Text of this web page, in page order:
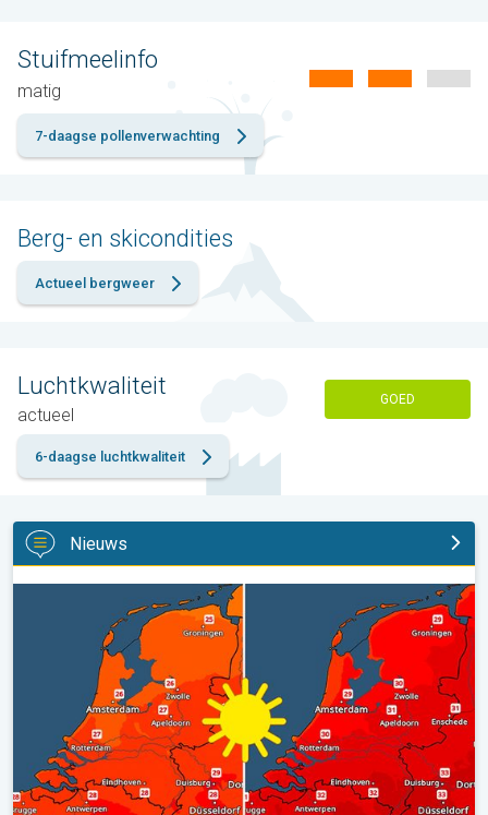
Stuifmeelinfo
matig
7-daagse pollenverwachting
Berg- en skicondities
Actueel bergweer
Luchtkwaliteit
actueel
GOED
6-daagse luchtkwaliteit
Nieuws
Volop zon en zomerse warmte. Weekendweer. . .